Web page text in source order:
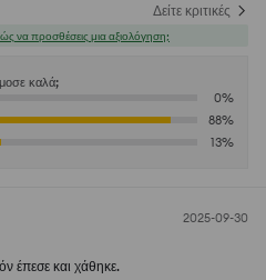
Δείτε κριτικές
να προσθέσεις μια αξιολόγηση;
καλά;
0%
88%
13%
2025-09-30
έπεσε και χάθηκε.